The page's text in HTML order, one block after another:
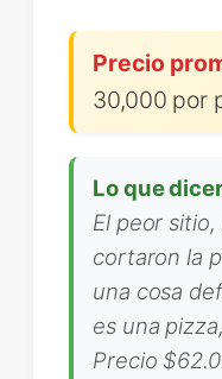
Precio
30,000 por
Lo que
El peor
cortaron la
una cosa
es una
Precio